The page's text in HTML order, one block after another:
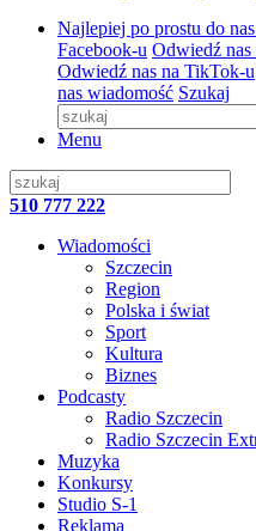
Najlepiej po prostu do
Facebook-u Odwiedź nas
Odwiedź nas na TikTok-u
nas wiadomość Szukaj
Menu
510 777 222
Wiadomości
Szczecin
Region
Polska i świat
Sport
Kultura
Biznes
Podcasty
Radio Szczecin
Radio Szczecin
Muzyka
Konkursy
Studio S-1
Reklama